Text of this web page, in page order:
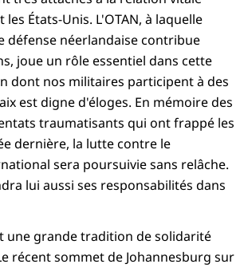
États-Unis. L'OTAN, à laquelle
défense néerlandaise contribue
joue un rôle essentiel dans cette
dont nos militaires participent à des
est digne d'éloges. En mémoire des
traumatisants qui ont frappé les
dernière, la lutte contre le
sera poursuivie sans relâche.
lui aussi ses responsabilités dans
une grande tradition de solidarité
récent sommet de Johannesburg sur